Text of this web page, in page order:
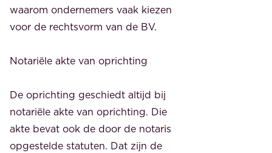
waarom ondernemers vaak kiezen
voor de rechtsvorm van de BV.
Notariële akte van oprichting
De oprichting geschiedt altijd bij
notariële akte van oprichting. Die
akte bevat ook de door de notaris
opgestelde statuten. Dat zijn de